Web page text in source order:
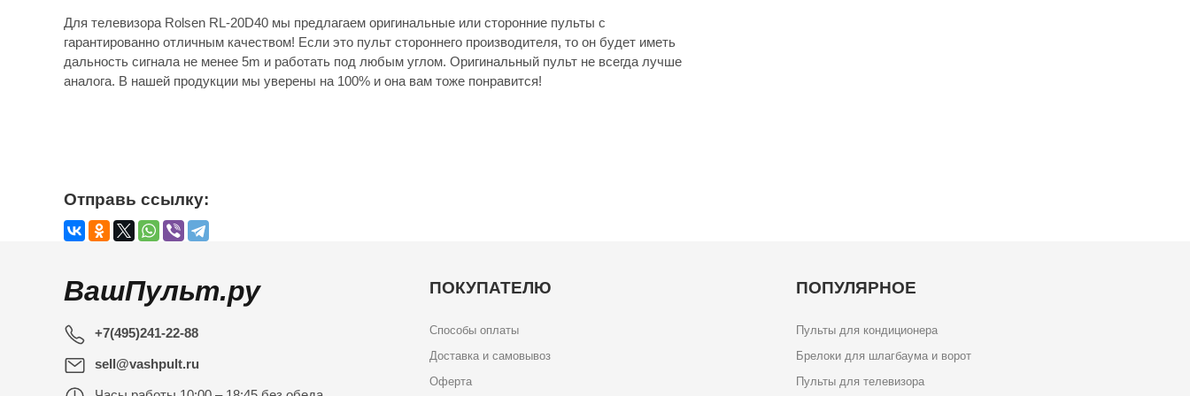
Для телевизора Rolsen RL-20D40 мы предлагаем оригинальные или сторонние пульты с
гарантированно отличным качеством! Если это пульт стороннего производителя, то он будет иметь
дальность сигнала не менее 5m и работать под любым углом. Оригинальный пульт не всегда лучше
аналога. В нашей продукции мы уверены на 100% и она вам тоже понравится!
Отправь ссылку:
ВашПульт.ру
+7(495)241-22-88
sell@vashpult.ru
ПОКУПАТЕЛЮ
Способы оплаты
Доставка и самовывоз
Оферта
ПОПУЛЯРНОЕ
Пульты для кондиционера
Брелоки для шлагбаума и ворот
Пульты для телевизора